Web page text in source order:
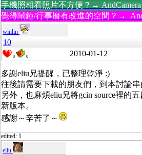
手機照相看照片不方便？→ AndCamera
覺得鬧鐘/行事曆有改進的空間？→
winlin
10
0 0 2010-01-12
多謝eliu兄提醒，已整理乾淨 :)
往後請需要下載的朋友們，到本討論串
另外，也麻煩eliu兄將gcin source裡的
新版本。
感謝～辛苦了～
edited: 1
eliu